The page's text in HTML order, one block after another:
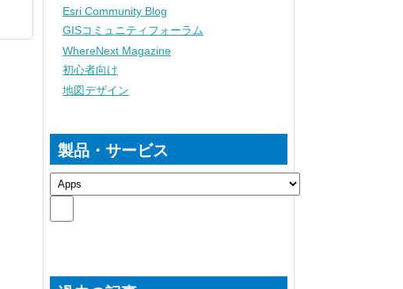
Esri Community Blog
GISコミュニティフォーラム
WhereNext Magazine
初心者向け
地図デザイン
製品・サービス